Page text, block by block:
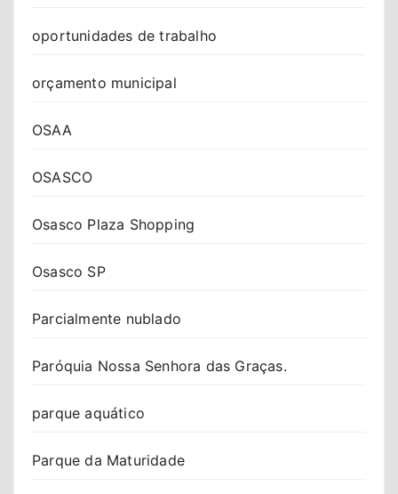
oportunidades de trabalho
orçamento municipal
OSAA
OSASCO
Osasco Plaza Shopping
Osasco SP
Parcialmente nublado
Paróquia Nossa Senhora das Graças.
parque aquático
Parque da Maturidade